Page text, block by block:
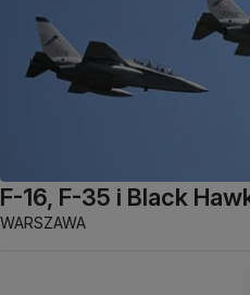
F-16, F-35 i Black
WARSZAWA